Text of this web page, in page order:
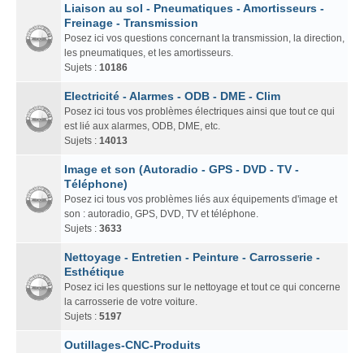
Liaison au sol - Pneumatiques - Amortisseurs -
Freinage - Transmission
Posez ici vos questions concernant la transmission, la direction,
les pneumatiques, et les amortisseurs.
Sujets : 10186
Electricité - Alarmes - ODB - DME - Clim
Posez ici tous vos problèmes électriques ainsi que tout ce qui
est lié aux alarmes, ODB, DME, etc.
Sujets : 14013
Image et son (Autoradio - GPS - DVD - TV -
Téléphone)
Posez ici tous vos problèmes liés aux équipements d'image et
son : autoradio, GPS, DVD, TV et téléphone.
Sujets : 3633
Nettoyage - Entretien - Peinture - Carrosserie -
Esthétique
Posez ici les questions sur le nettoyage et tout ce qui concerne
la carrosserie de votre voiture.
Sujets : 5197
Outillages-CNC-Produits